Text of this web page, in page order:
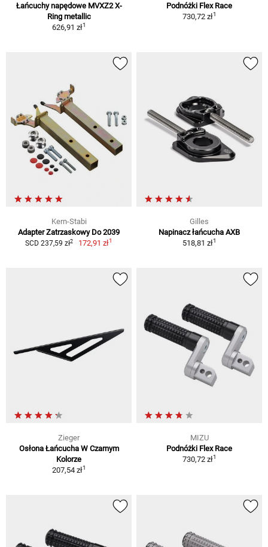
Łańcuchy napędowe MVXZ2 X-
Ring metallic
626,91 zł1
Podnóżki Flex Race
730,72 zł1
Kern-Stabi
Adapter Zatrzaskowy Do 2039
SCD 237,59 zł2 172,91 zł1
Gilles
Napinacz łańcucha AXB
518,81 zł1
Zieger
Osłona Łańcucha W Czarnym
Kolorze
207,54 zł1
MIZU
Podnóżki Flex Race
730,72 zł1